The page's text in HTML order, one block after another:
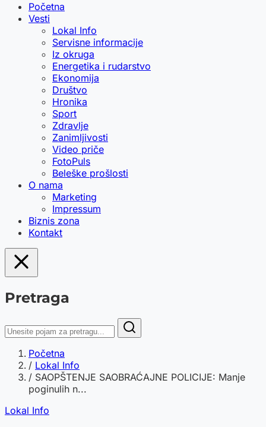
Početna
Vesti
Lokal Info
Servisne informacije
Iz okruga
Energetika i rudarstvo
Ekonomija
Društvo
Hronika
Sport
Zdravlje
Zanimljivosti
Video priče
FotoPuls
Beleške prošlosti
O nama
Marketing
Impressum
Biznis zona
Kontakt
Pretraga
Početna
/ Lokal Info
/ SAOPŠTENJE SAOBRAĆAJNE POLICIJE: Manje
poginulih n...
Lokal Info